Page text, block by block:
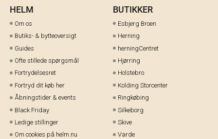
HELM
Om os
Butiks- & bytteoversigt
Guides
Ofte stillede spørgsmål
Fortrydelsesret
Fortryd dit køb her
Åbningstider & events
Black Friday
Ledige stillinger
Om cookies på helm.nu
BUTIKKER
Esbjerg Broen
Herning
herningCentret
Hjørring
Holstebro
Kolding Storcenter
Ringkøbing
Silkeborg
Skive
Varde